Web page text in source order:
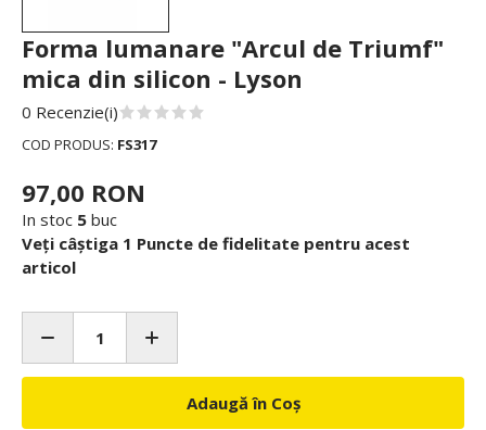
Forma lumanare "Arcul de Triumf"
mica din silicon - Lyson
0 Recenzie(i)
COD PRODUS: FS317
97,00 RON
In stoc 5 buc
Veți câștiga 1 Puncte de fidelitate pentru acest
articol
Adaugă în Coș